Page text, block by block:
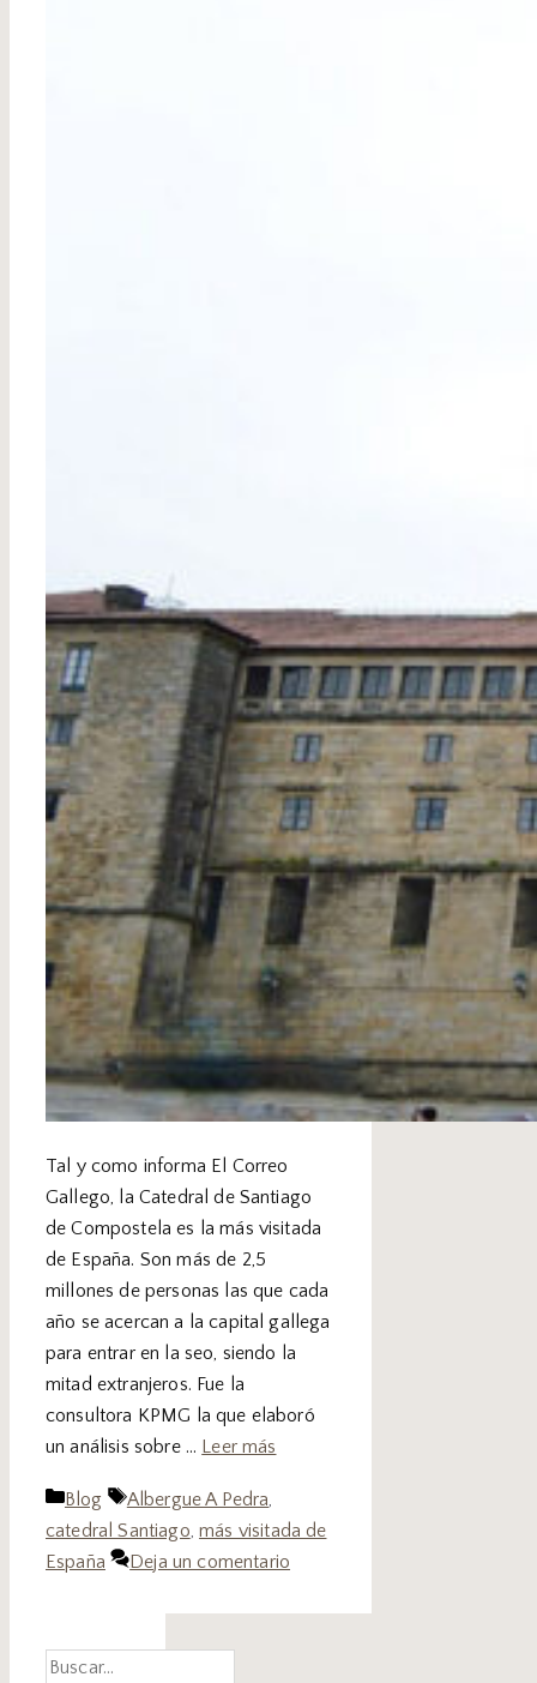
Tal y como informa El Correo
Gallego, la Catedral de Santiago
de Compostela es la más visitada
de España. Son más de 2,5
millones de personas las que cada
año se acercan a la capital gallega
para entrar en la seo, siendo la
mitad extranjeros. Fue la
consultora KPMG la que elaboró
un análisis sobre … Leer más
Blog Albergue A Pedra,
catedral Santiago,más visitada de
España
Deja un comentario